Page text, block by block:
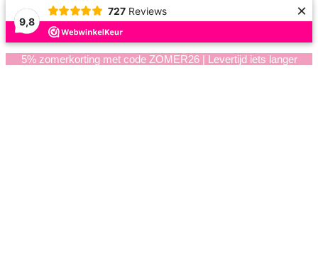
9,8
727 Reviews ×
5% zomerkorting met code ZOMER26 | Levertijd iets langer